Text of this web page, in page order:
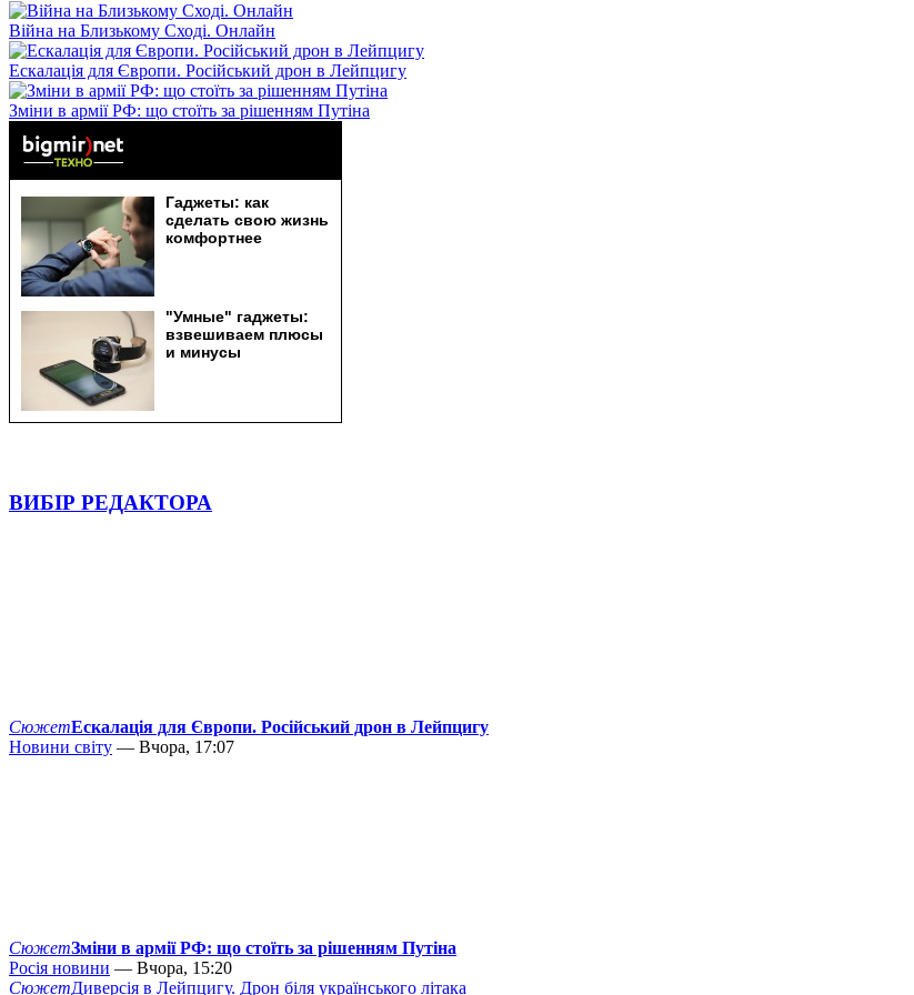
Війна на Близькому Сході. Онлайн
Ескалація для Європи. Російський дрон в Лейпцигу
Зміни в армії РФ: що стоїть за рішенням Путіна
ВИБІР РЕДАКТОРА
СюжетЕскалація для Європи. Російський дрон в Лейпцигу
Новини світу — Вчора, 17:07
СюжетЗміни в армії РФ: що стоїть за рішенням Путіна
Росія новини — Вчора, 15:20
СюжетДиверсія в Лейпцигу. Дрон біля українського літака